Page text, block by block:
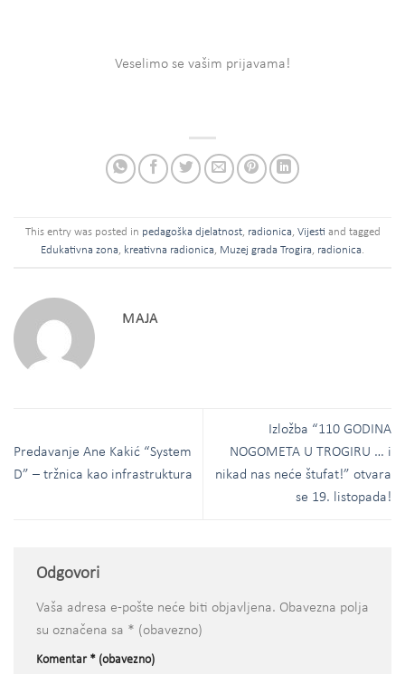
Veselimo se vašim prijavama!
This entry was posted in pedagoška djelatnost, radionica, Vijesti and tagged
Edukativna zona, kreativna radionica, Muzej grada Trogira, radionica.
MAJA
Predavanje Ane Kakić “System
D” – tržnica kao infrastruktura
Izložba “110 GODINA
NOGOMETA U TROGIRU … i
nikad nas neće štufat!” otvara
se 19. listopada!
Odgovori
Vaša adresa e-pošte neće biti objavljena. Obavezna polja
su označena sa * (obavezno)
Komentar * (obavezno)